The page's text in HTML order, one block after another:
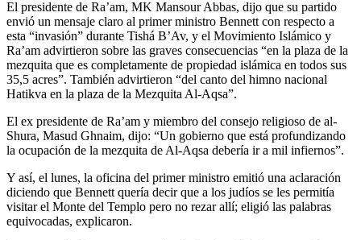
El presidente de Ra’am, MK Mansour Abbas, dijo que su partido
envió un mensaje claro al primer ministro Bennett con respecto a
esta “invasión” durante Tishá B’Av, y el Movimiento Islámico y
Ra’am advirtieron sobre las graves consecuencias “en la plaza de la
mezquita que es completamente de propiedad islámica en todos sus
35,5 acres”. También advirtieron “del canto del himno nacional
Hatikva en la plaza de la Mezquita Al-Aqsa”.
El ex presidente de Ra’am y miembro del consejo religioso de al-
Shura, Masud Ghnaim, dijo: “Un gobierno que está profundizando
la ocupación de la mezquita de Al-Aqsa debería ir a mil infiernos”.
Y así, el lunes, la oficina del primer ministro emitió una aclaración
diciendo que Bennett quería decir que a los judíos se les permitía
visitar el Monte del Templo pero no rezar allí; eligió las palabras
equivocadas, explicaron.